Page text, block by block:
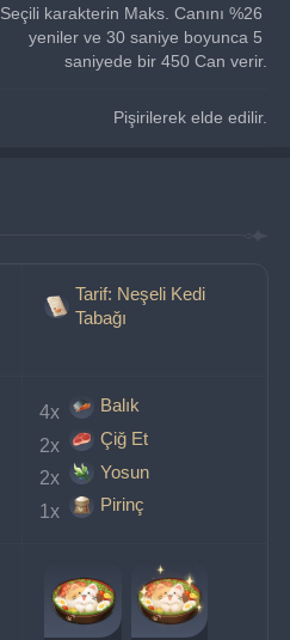
Seçili karakterin Maks. Canını %26
yeniler ve 30 saniye boyunca 5
saniyede bir 450 Can verir.
Pişirilerek elde edilir.
Tarif: Neşeli Kedi
Tabağı
4x
Balık
2x
Çiğ Et
2x
Yosun
1x
Pirinç